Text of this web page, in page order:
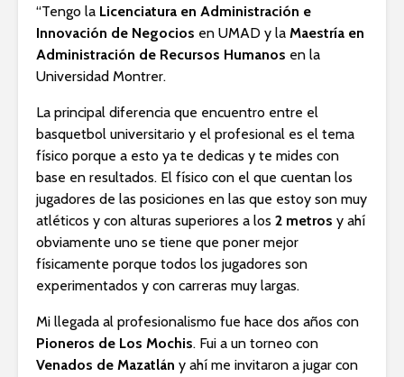
“Tengo la Licenciatura en Administración e
Innovación de Negocios en UMAD y la Maestría en
Administración de Recursos Humanos en la
Universidad Montrer.
La principal diferencia que encuentro entre el
basquetbol universitario y el profesional es el tema
físico porque a esto ya te dedicas y te mides con
base en resultados. El físico con el que cuentan los
jugadores de las posiciones en las que estoy son muy
atléticos y con alturas superiores a los 2 metros y ahí
obviamente uno se tiene que poner mejor
físicamente porque todos los jugadores son
experimentados y con carreras muy largas.
Mi llegada al profesionalismo fue hace dos años con
Pioneros de Los Mochis. Fui a un torneo con
Venados de Mazatlán y ahí me invitaron a jugar con